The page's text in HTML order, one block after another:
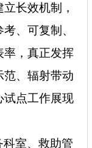
长效机制，
、可复制、
率，真正发挥
范、辐射带动
试点工作展现
科室、救助管